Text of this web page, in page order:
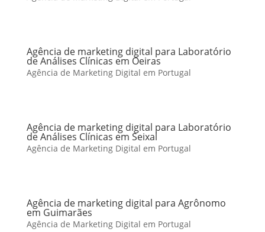
Agência de marketing digital para Laboratório
de Análises Clínicas em Oeiras
Agência de Marketing Digital em Portugal
Agência de marketing digital para Laboratório
de Análises Clínicas em Seixal
Agência de Marketing Digital em Portugal
Agência de marketing digital para Agrônomo
em Guimarães
Agência de Marketing Digital em Portugal